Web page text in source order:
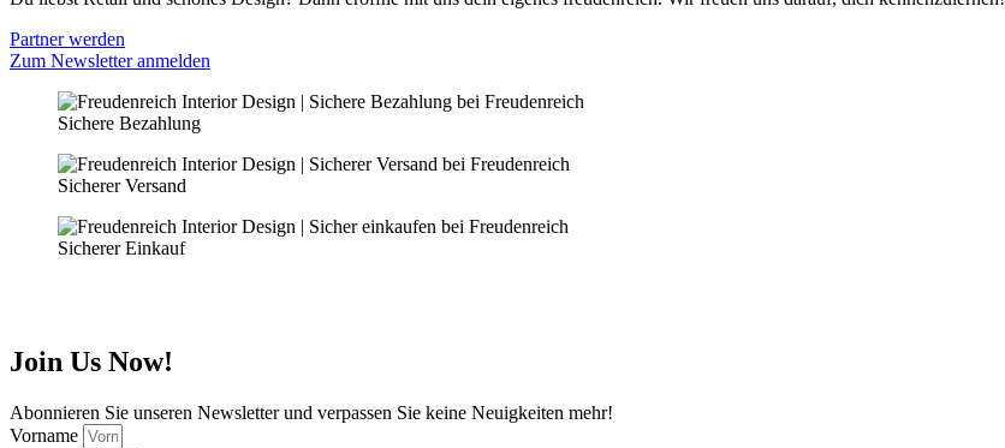
Partner werden
Zum Newsletter anmelden
Sichere Bezahlung
Sicherer Versand
Sicherer Einkauf
Join Us Now!
Abonnieren Sie unseren Newsletter und verpassen Sie keine Neuigkeiten mehr!
Vorname